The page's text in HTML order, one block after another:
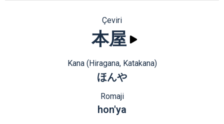
Çeviri
本屋
Kana (Hiragana, Katakana)
ほんや
Romaji
hon'ya